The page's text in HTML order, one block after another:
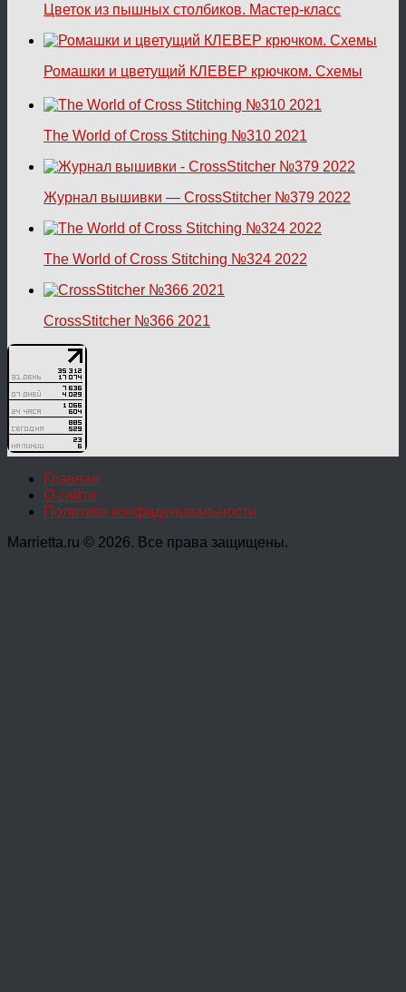
Цветок из пышных столбиков. Мастер-класс
Ромашки и цветущий КЛЕВЕР крючком. Схемы
The World of Cross Stitching №310 2021
Журнал вышивки — CrossStitcher №379 2022
The World of Cross Stitching №324 2022
CrossStitcher №366 2021
Главная
О сайте
Политика конфиденциальности
Marrietta.ru © 2026. Все права защищены.